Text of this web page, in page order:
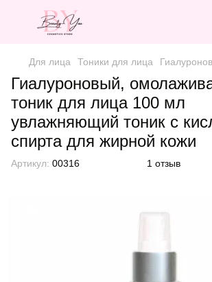
Для лица Тоники для лица
Гиалуроновый,
тоник для лица 100 мл
увлажняющий тоник с
спирта для жирной кожи
Артикул: 00316 1 отзыв